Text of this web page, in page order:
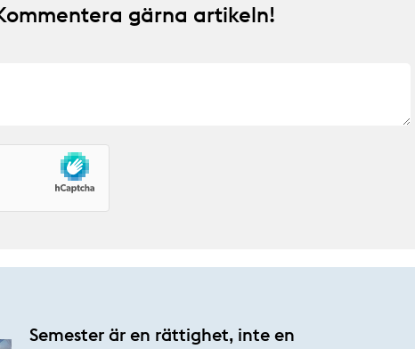
gärna artikeln!
Semester är en rättighet, inte en